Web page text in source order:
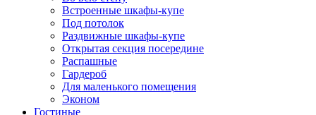
Встроенные шкафы-купе
Под потолок
Раздвижные шкафы-купе
Открытая секция посередине
Распашные
Гардероб
Для маленького помещения
Эконом
Гостиные